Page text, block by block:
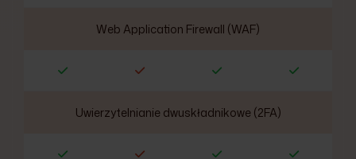
Web Application Firewall (WAF)
Uwierzytelnianie dwuskładnikowe (2FA)